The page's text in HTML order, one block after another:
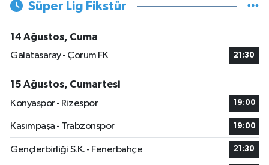
Süper Lig Fikstür
14 Ağustos, Cuma
Galatasaray - Çorum FK
21:30
15 Ağustos, Cumartesi
Konyaspor - Rizespor
19:00
Kasımpaşa - Trabzonspor 19:00
Gençlerbirliği S.K. - Fenerbahçe 21:30